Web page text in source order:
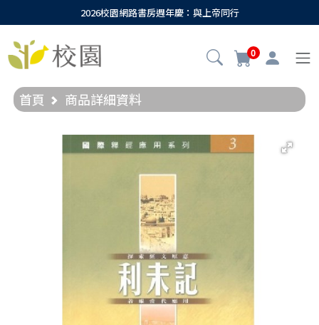
2026校園網路書房週年慶：與上帝同行
0
首頁 商品詳細資料